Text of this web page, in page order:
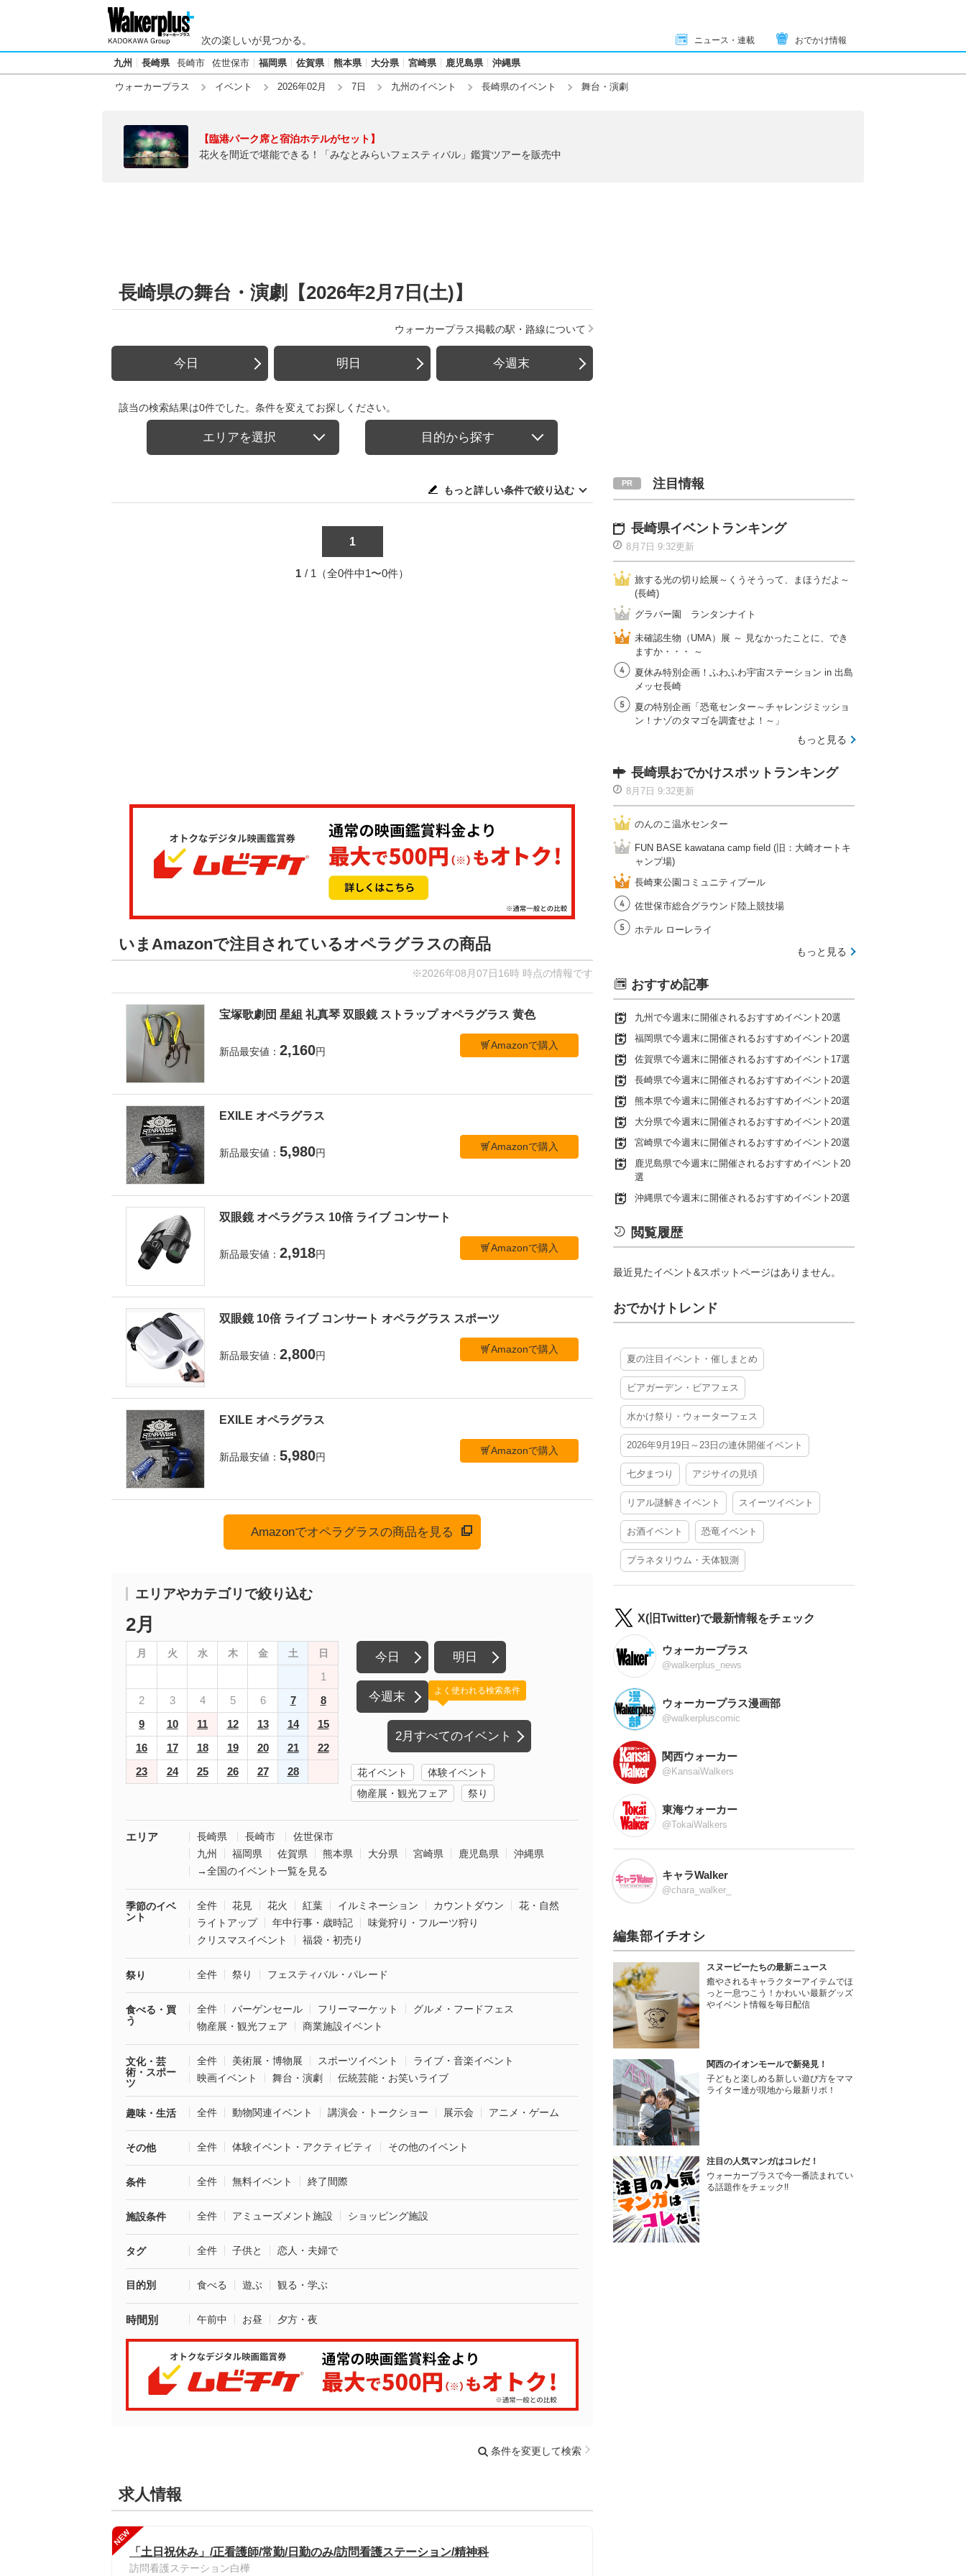
次の楽しいが見つかる。 ニュース・連載 おでかけ情報
九州 長崎県 長崎市 佐世保市 福岡県 佐賀県 熊本県 大分県 宮崎県 鹿児島県 沖縄県
ウォーカープラス イベント 2026年02月 7日 九州のイベント 長崎県のイベント 舞台・演劇
【臨港パーク席と宿泊ホテルがセット】
花火を間近で堪能できる！「みなとみらいフェスティバル」鑑賞ツアーを販売中
長崎県の舞台・演劇【2026年2月7日(土)】
ウォーカープラス掲載の駅・路線について
今日 明日 今週末
該当の検索結果は0件でした。条件を変えてお探しください。
エリアを選択 目的から探す
もっと詳しい条件で絞り込む
1
1 / 1（全0件中1〜0件）
いまAmazonで注目されているオペラグラスの商品
※2026年08月07日16時 時点の情報です
宝塚歌劇団 星組 礼真琴 双眼鏡 ストラップ オペラグラス 黄色
新品最安値： 2,160円
Amazonで購入
EXILE オペラグラス
新品最安値： 5,980円
Amazonで購入
双眼鏡 オペラグラス 10倍 ライブ コンサート
新品最安値： 2,918円
Amazonで購入
双眼鏡 10倍 ライブ コンサート オペラグラス スポーツ
新品最安値： 2,800円
Amazonで購入
EXILE オペラグラス
新品最安値： 5,980円
Amazonで購入
Amazonでオペラグラスの商品を見る
エリアやカテゴリで絞り込む
2月
月 火 水 木 金 土 日
1
2
3 4 5 6 7
8
9
10 11 12 13 14
15
16
17 18 19 20 21
22
23
24 25 26 27 28
今日 明日
今週末
2月すべてのイベント
よく使われる検索条件
花イベント
体験イベント
物産展・観光フェア
祭り
エリア 長崎県 長崎市
佐世保市
九州
福岡県 佐賀県 熊本県 大分県 宮崎県 鹿児島県
沖縄県
→全国のイベント一覧を見る
季節のイベ
ント
全件 花見 花火 紅葉 イルミネーション カウントダウン
花・自然
ライトアップ
年中行事・歳時記
味覚狩り・フルーツ狩り
クリスマスイベント
福袋・初売り
祭り 全件 祭り フェスティバル・パレード
食べる・買
う
全件 バーゲンセール フリーマーケット
グルメ・フードフェス
物産展・観光フェア
商業施設イベント
文化・芸
術・スポー
ツ
全件 美術展・博物展 スポーツイベント
ライブ・音楽イベント
映画イベント
舞台・演劇 伝統芸能・お笑いライブ
趣味・生活 全件 動物関連イベント 講演会・トークショー 展示会 アニメ・ゲーム
その他 全件 体験イベント・アクティビティ その他のイベント
条件 全件 無料イベント 終了間際
施設条件 全件 アミューズメント施設 ショッピング施設
タグ 全件 子供と 恋人・夫婦で
目的別 食べる 遊ぶ 観る・学ぶ
時間別 午前中 お昼 夕方・夜
条件を変更して検索
求人情報
NEW
「土日祝休み」/正看護師/常勤/日勤のみ/訪問看護ステーション/精神科
訪問看護ステーション白樺
注目情報
長崎県イベントランキング
8月7日 9:32更新
旅する光の切り絵展～くうそうって、まほうだよ～
(長崎)
グラバー園 ランタンナイト
未確認生物（UMA）展 ～ 見なかったことに、でき
ますか・・・ ～
夏休み特別企画！ふわふわ宇宙ステーション in 出島
メッセ長崎
夏の特別企画「恐竜センター～チャレンジミッショ
ン！ナゾのタマゴを調査せよ！～」
もっと見る
長崎県おでかけスポットランキング
8月7日 9:32更新
のんのこ温水センター
FUN BASE kawatana camp field (旧：大崎オートキ
ャンプ場)
長崎東公園コミュニティプール
佐世保市総合グラウンド陸上競技場
ホテル ローレライ
もっと見る
おすすめ記事
九州で今週末に開催されるおすすめイベント20選
福岡県で今週末に開催されるおすすめイベント20選
佐賀県で今週末に開催されるおすすめイベント17選
長崎県で今週末に開催されるおすすめイベント20選
熊本県で今週末に開催されるおすすめイベント20選
大分県で今週末に開催されるおすすめイベント20選
宮崎県で今週末に開催されるおすすめイベント20選
鹿児島県で今週末に開催されるおすすめイベント20
選
沖縄県で今週末に開催されるおすすめイベント20選
閲覧履歴
最近見たイベント&スポットページはありません。
おでかけトレンド
夏の注目イベント・催しまとめ
ビアガーデン・ビアフェス
水かけ祭り・ウォーターフェス
2026年9月19日～23日の連休開催イベント
七夕まつり アジサイの見頃
リアル謎解きイベント スイーツイベント
お酒イベント 恐竜イベント
プラネタリウム・天体観測
X(旧Twitter)で最新情報をチェック
ウォーカープラス
@walkerplus_news
ウォーカープラス漫画部
@walkerpluscomic
関西ウォーカー
@KansaiWalkers
東海ウォーカー
@TokaiWalkers
キャラWalker
@chara_walker_
編集部イチオシ
スヌーピーたちの最新ニュース
癒やされるキャラクターアイテムでほ
っと一息つこう！かわいい最新グッズ
やイベント情報を毎日配信
関西のイオンモールで新発見！
子どもと楽しめる新しい遊び方をママ
ライター達が現地から最新リポ！
注目の人気マンガはコレだ！
ウォーカープラスで今一番読まれてい
る話題作をチェック!!